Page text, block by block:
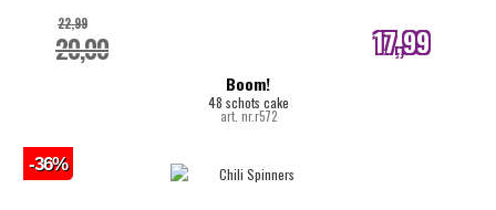
Boom!
48 schots cake
art. nr.r572
20,00
22,99 17,99
internetprijs
-36%